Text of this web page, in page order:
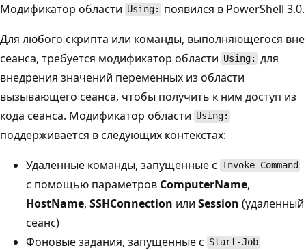
Модификатор области Using:
появился в PowerShell 3.0.
Для любого скрипта или команды, выполняющегося вне
сеанса, требуется модификатор области Using: для
внедрения значений переменных из области
вызывающего сеанса, чтобы получить к ним доступ из
кода сеанса. Модификатор области Using:
поддерживается в следующих контекстах:
Удаленные команды, запущенные с Invoke-Command
с помощью параметров ComputerName,
HostName, SSHConnection или Session (удаленный
сеанс)
Фоновые задания, запущенные с Start-Job